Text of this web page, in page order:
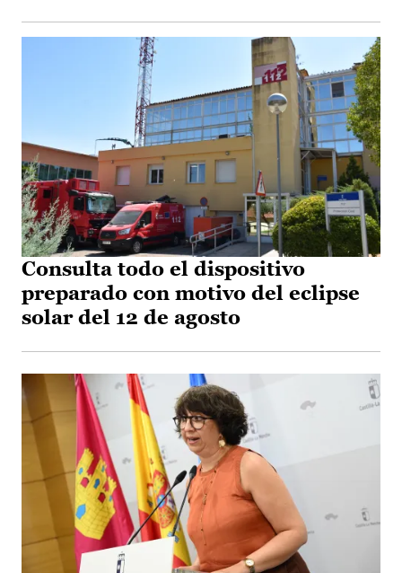
Consulta todo el dispositivo
preparado con motivo del eclipse
solar del 12 de agosto